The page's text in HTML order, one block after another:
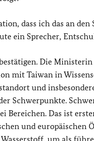
dass ich das an
ein Sprecher,
Die
mit Taiwan in
und
Schwerpunkte.
Bereichen. Das ist
und europäischen
um als